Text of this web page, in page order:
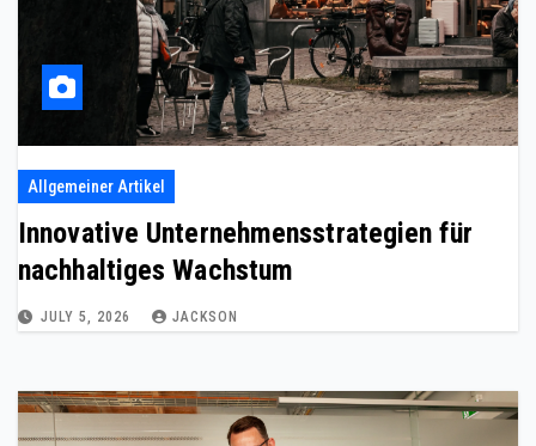
Allgemeiner Artikel
Innovative Unternehmensstrategien für
nachhaltiges Wachstum
JULY 5, 2026 JACKSON